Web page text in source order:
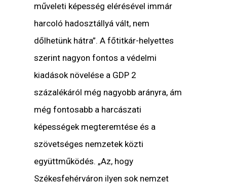
műveleti képesség elérésével immár
harcoló hadosztállyá vált, nem
dőlhetünk hátra”. A főtitkár-helyettes
szerint nagyon fontos a védelmi
kiadások növelése a GDP 2
százalékáról még nagyobb arányra, ám
még fontosabb a harcászati
képességek megteremtése és a
szövetséges nemzetek közti
együttműködés. „Az, hogy
Székesfehérváron ilyen sok nemzet